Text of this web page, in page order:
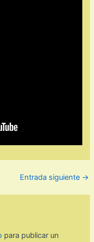
Entrada siguiente →
para publicar un